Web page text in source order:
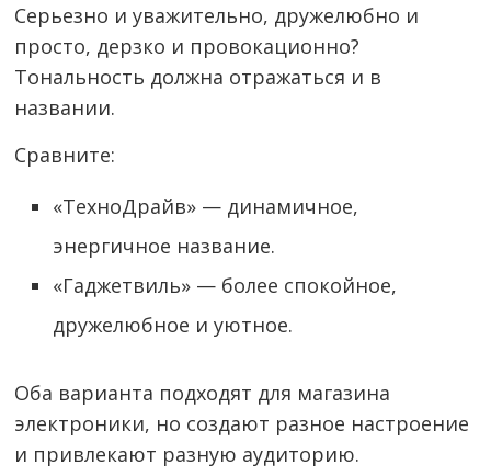
Серьезно и уважительно, дружелюбно и
просто, дерзко и провокационно?
Тональность должна отражаться и в
названии.
Сравните:
«ТехноДрайв» — динамичное,
энергичное название.
«Гаджетвиль» — более спокойное,
дружелюбное и уютное.
Оба варианта подходят для магазина
электроники, но создают разное настроение
и привлекают разную аудиторию.